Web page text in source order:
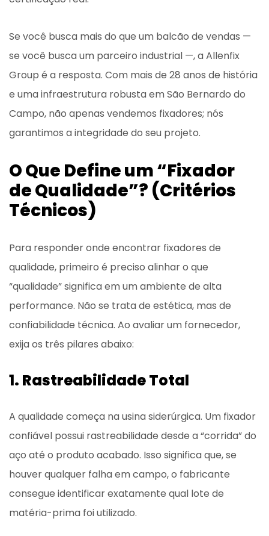
Se você busca mais do que um balcão de vendas —
se você busca um parceiro industrial —, a Allenfix
Group é a resposta. Com mais de 28 anos de história
e uma infraestrutura robusta em São Bernardo do
Campo, não apenas vendemos fixadores; nós
garantimos a integridade do seu projeto.
O Que Define um “Fixador
de Qualidade”? (Critérios
Técnicos)
Para responder onde encontrar fixadores de
qualidade, primeiro é preciso alinhar o que
“qualidade” significa em um ambiente de alta
performance. Não se trata de estética, mas de
confiabilidade técnica. Ao avaliar um fornecedor,
exija os três pilares abaixo:
1. Rastreabilidade Total
A qualidade começa na usina siderúrgica. Um fixador
confiável possui rastreabilidade desde a “corrida” do
aço até o produto acabado. Isso significa que, se
houver qualquer falha em campo, o fabricante
consegue identificar exatamente qual lote de
matéria-prima foi utilizado.